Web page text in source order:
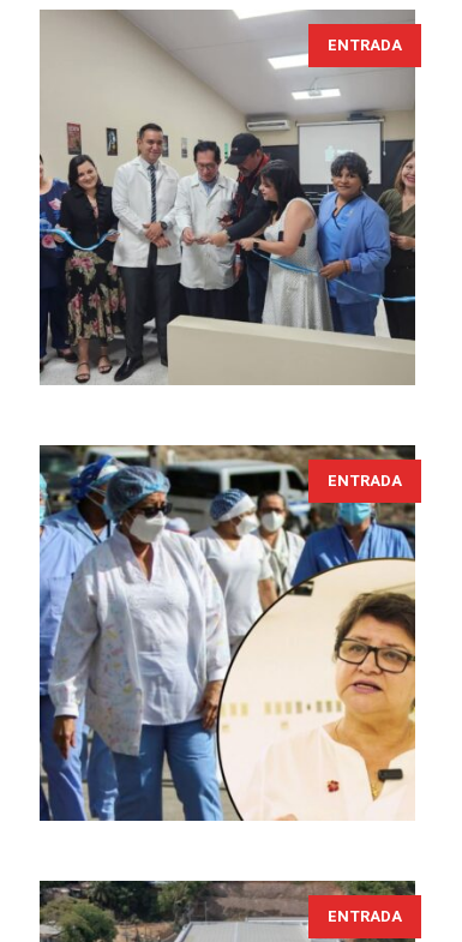
ENTRADA
ENTRADA
ENTRADA